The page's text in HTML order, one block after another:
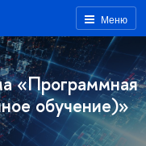
Меню
«Программная
обучение)»